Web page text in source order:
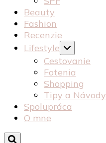
Beauty
Fashion
Recenzie
Lifestyle
Cestovanie
Fotenia
Shopping
Tipy a Návody
Spolupráca
O mne